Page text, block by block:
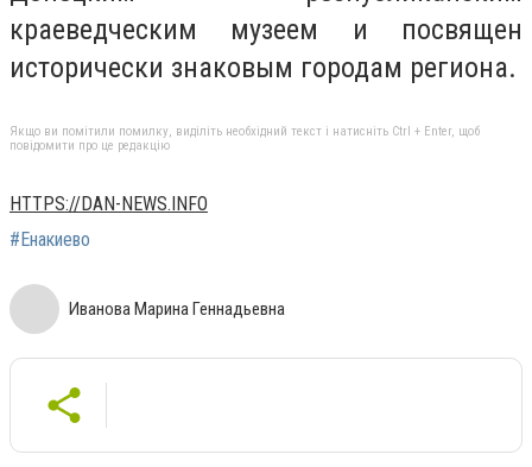
краеведческим музеем и посвящен
исторически знаковым городам региона.
Якщо ви помітили помилку, виділіть необхідний текст і натисніть Ctrl + Enter, щоб
повідомити про це редакцію
HTTPS://DAN-NEWS.INFO
#Енакиево
Иванова Марина Геннадьевна